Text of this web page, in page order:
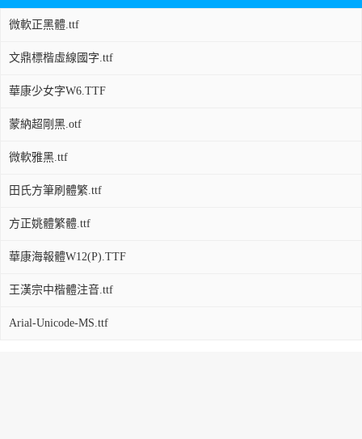
微軟正黑體.ttf
文鼎標楷虛線國字.ttf
華康少女字W6.TTF
蒙納超剛黑.otf
微軟雅黑.ttf
田氏方筆刷體繁.ttf
方正姚體繁體.ttf
華康海報體W12(P).TTF
王漢宗中楷體注音.ttf
Arial-Unicode-MS.ttf